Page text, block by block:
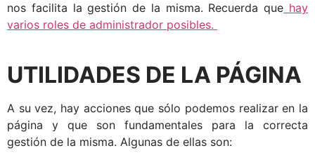
nos facilita la gestión de la misma. Recuerda que hay
varios roles de administrador posibles.
UTILIDADES DE LA PÁGINA
A su vez, hay acciones que sólo podemos realizar en la
página y que son fundamentales para la correcta
gestión de la misma. Algunas de ellas son: